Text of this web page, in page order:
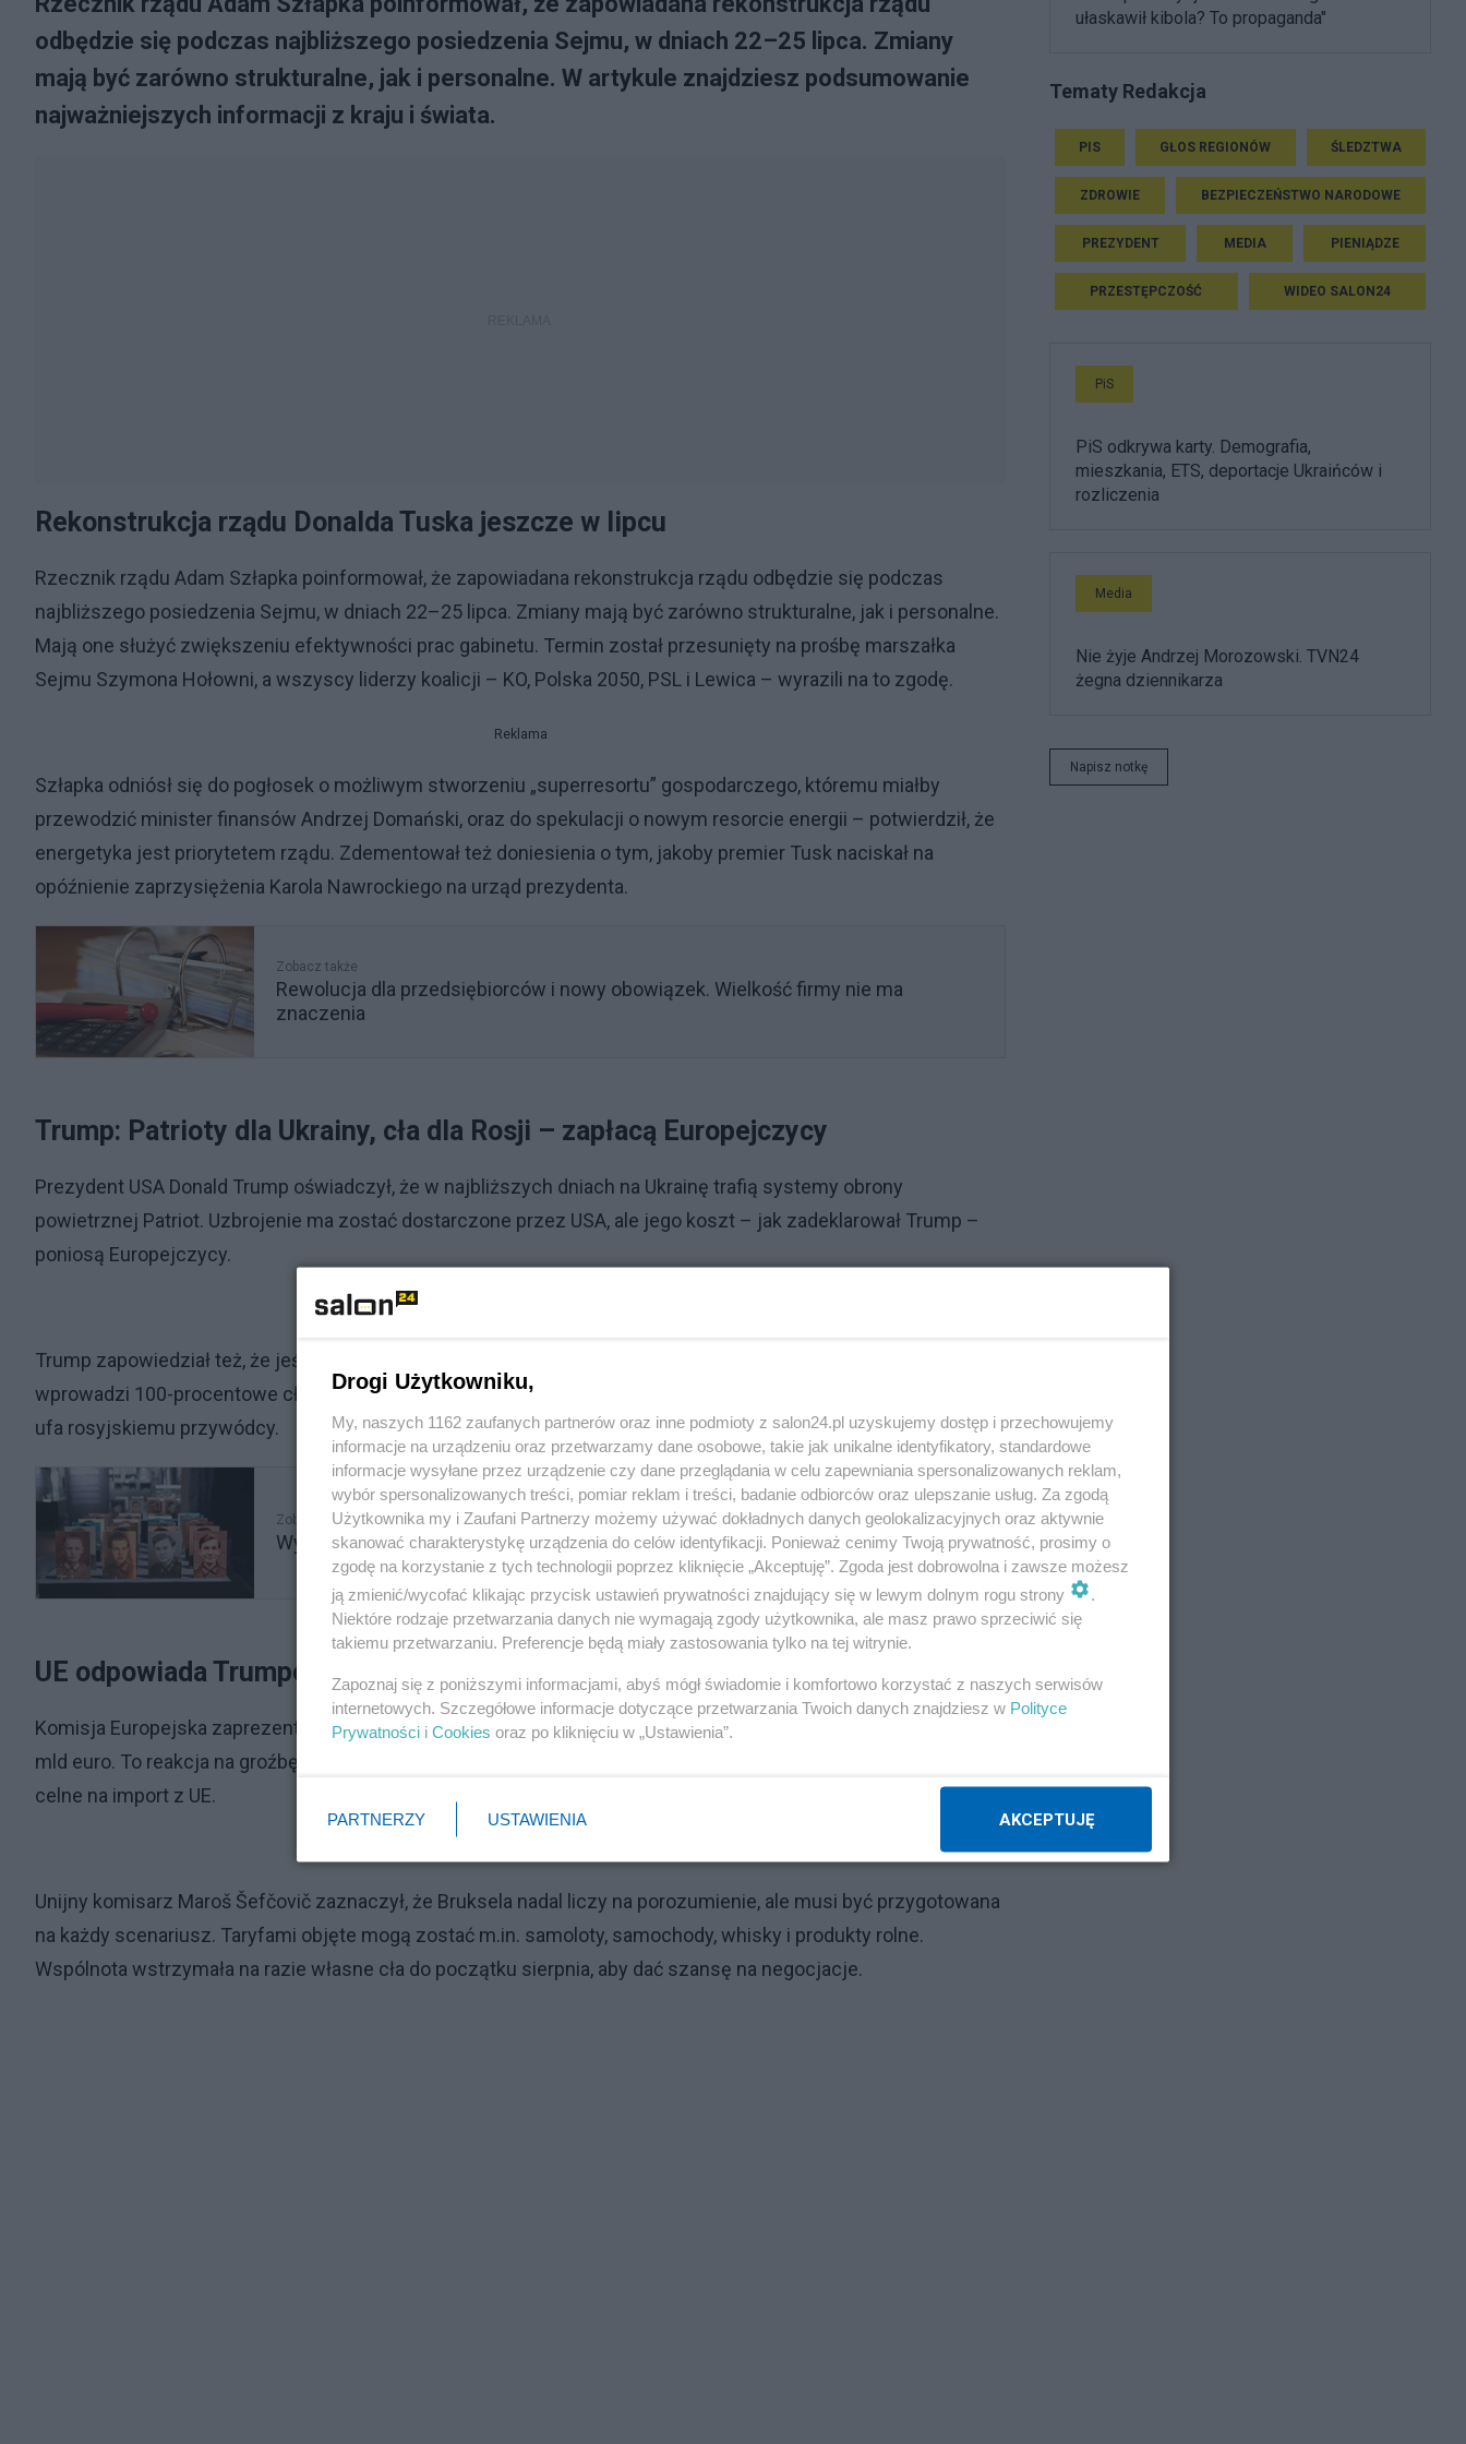
odbędzie się podczas najbliższego posiedzenia Sejmu, w dniach 22–25 lipca. Zmiany
mają być zarówno strukturalne, jak i personalne. W artykule znajdziesz podsumowanie
najważniejszych informacji z kraju i świata.
Rekonstrukcja rządu Donalda Tuska jeszcze w lipcu
Rzecznik rządu Adam Szłapka poinformował, że zapowiadana rekonstrukcja rządu odbędzie się podczas
najbliższego posiedzenia Sejmu, w dniach 22–25 lipca. Zmiany mają być zarówno strukturalne, jak i personalne.
Mają one służyć zwiększeniu efektywności prac gabinetu. Termin został przesunięty na prośbę marszałka
Sejmu Szymona Hołowni, a wszyscy liderzy koalicji – KO, Polska 2050, PSL i Lewica – wyrazili na to zgodę.
Reklama
Szłapka odniósł się do pogłosek o możliwym stworzeniu „superresortu” gospodarczego, któremu miałby
przewodzić minister finansów Andrzej Domański, oraz do spekulacji o nowym resorcie energii – potwierdził, że
energetyka jest priorytetem rządu. Zdementował też doniesienia o tym, jakoby premier Tusk naciskał na
opóźnienie zaprzysiężenia Karola Nawrockiego na urząd prezydenta.
Zobacz także
Rewolucja dla przedsiębiorców i nowy obowiązek. Wielkość firmy nie ma
znaczenia
Trump: Patrioty dla Ukrainy, cła dla Rosji – zapłacą Europejczycy
Prezydent USA Donald Trump oświadczył, że w najbliższych dniach na Ukrainę trafią systemy obrony
powietrznej Patriot. Uzbrojenie ma zostać dostarczone przez USA, ale jego koszt – jak zadeklarował Trump –
poniosą Europejczycy.
Trump zapowiedział też, że jeśli w ciągu 50 dni nie dojdzie do porozumienia z Rosją, jego administracja
wprowadzi 100-procentowe cła. Podkreślił przy tym, że choć regularnie rozmawia z Władimirem Putinem, nie
ufa rosyjskiemu przywódcy.
Zobacz także
Wystawa "Nasi chłopcy" rozpala Gdańsk. Kosiniak-Kamysz oburzony
UE odpowiada Trumpowi: możliwe cła odwetowe na 72 mld euro
Komisja Europejska zaprezentowała propozycję wprowadzenia ceł odwetowych na towary z USA o wartości 72
mld euro. To reakcja na groźbę Trumpa, który w liście do Ursuli von der Leyen zapowiedział 30-procentowe taryfy
celne na import z UE.
Unijny komisarz Maroš Šefčovič zaznaczył, że Bruksela nadal liczy na porozumienie, ale musi być przygotowana
na każdy scenariusz. Taryfami objęte mogą zostać m.in. samoloty, samochody, whisky i produkty rolne.
Wspólnota wstrzymała na razie własne cła do początku sierpnia, aby dać szansę na negocjacje.
ułaskawił kibola? To propaganda"
Tematy Redakcja
PIS GŁOS REGIONÓW ŚLEDZTWA
ZDROWIE BEZPIECZEŃSTWO NARODOWE
PREZYDENT MEDIA PIENIĄDZE
PRZESTĘPCZOŚĆ WIDEO SALON24
PiS
PiS odkrywa karty. Demografia,
mieszkania, ETS, deportacje Ukraińców i
rozliczenia
Media
Nie żyje Andrzej Morozowski. TVN24
żegna dziennikarza
Napisz notkę
Drogi Użytkowniku,
My, naszych 1162 zaufanych partnerów oraz inne podmioty z salon24.pl uzyskujemy dostęp i przechowujemy
informacje na urządzeniu oraz przetwarzamy dane osobowe, takie jak unikalne identyfikatory, standardowe
informacje wysyłane przez urządzenie czy dane przeglądania w celu zapewniania spersonalizowanych reklam,
wybór spersonalizowanych treści, pomiar reklam i treści, badanie odbiorców oraz ulepszanie usług. Za zgodą
Użytkownika my i Zaufani Partnerzy możemy używać dokładnych danych geolokalizacyjnych oraz aktywnie
skanować charakterystykę urządzenia do celów identyfikacji. Ponieważ cenimy Twoją prywatność, prosimy o
zgodę na korzystanie z tych technologii poprzez kliknięcie „Akceptuję”. Zgoda jest dobrowolna i zawsze możesz
ją zmienić/wycofać klikając przycisk ustawień prywatności znajdujący się w lewym dolnym rogu strony
.
Niektóre rodzaje przetwarzania danych nie wymagają zgody użytkownika, ale masz prawo sprzeciwić się
takiemu przetwarzaniu. Preferencje będą miały zastosowania tylko na tej witrynie.
Zapoznaj się z poniższymi informacjami, abyś mógł świadomie i komfortowo korzystać z naszych serwisów
internetowych. Szczegółowe informacje dotyczące przetwarzania Twoich danych znajdziesz w Polityce
Prywatności i Cookies oraz po kliknięciu w „Ustawienia”.
PARTNERZY USTAWIENIA AKCEPTUJĘ